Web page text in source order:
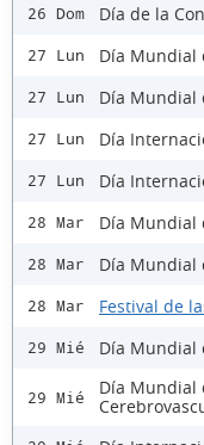
26 Dom Día de la
27 Lun Día Mundial
27 Lun Día Mundial
27 Lun Día
27 Lun Día
28 Mar Día Mundial
28 Mar Día Mundial
28 Mar Festival de
29 Mié Día Mundial
29 Mié
Día Mundial